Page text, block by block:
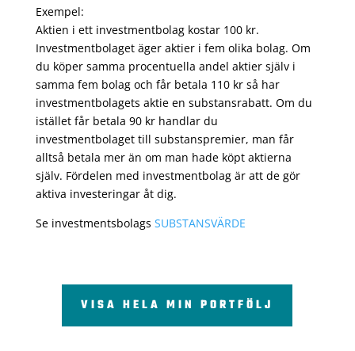
Exempel:
Aktien i ett investmentbolag kostar 100 kr.
Investmentbolaget äger aktier i fem olika bolag. Om
du köper samma procentuella andel aktier själv i
samma fem bolag och får betala 110 kr så har
investmentbolagets aktie en substansrabatt. Om du
istället får betala 90 kr handlar du
investmentbolaget till substanspremier, man får
alltså betala mer än om man hade köpt aktierna
själv. Fördelen med investmentbolag är att de gör
aktiva investeringar åt dig.
Se investmentsbolags SUBSTANSVÄRDE
VISA HELA MIN PORTFÖLJ